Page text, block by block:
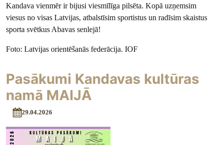
Kandava vienmēr ir bijusi viesmīlīga pilsēta. Kopā uzņemsim
viesus no visas Latvijas, atbalstīsim sportistus un radīsim skaistus
sporta svētkus Abavas senlejā!
Foto: Latvijas orientēšanās federācija. IOF
Pasākumi Kandavas kultūras
namā MAIJĀ
29.04.2026